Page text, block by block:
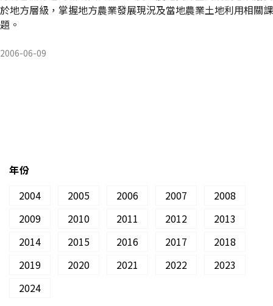
於地方層級，掌握地方農業發展現況及當地農業土地利用相關課
題。
2006-06-09
年份
2004
2005 2006 2007
2008
2009
2010 2011 2012
2013
2014
2015 2016 2017
2018
2019
2020 2021 2022
2023
2024